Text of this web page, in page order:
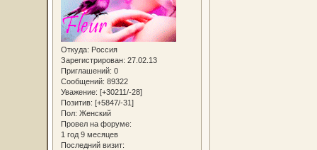
Откуда: Россия
Зарегистрирован: 27.02.13
Приглашений: 0
Сообщений: 89322
Уважение: [+30211/-28]
Позитив: [+5847/-31]
Пол: Женский
Провел на форуме:
1 год 9 месяцев
Последний визит: